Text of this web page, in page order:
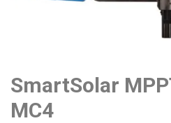
SmartSolar
MC4